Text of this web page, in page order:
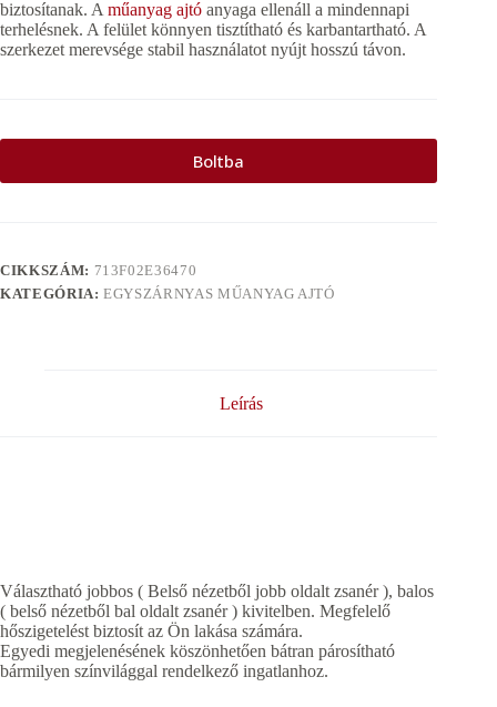
biztosítanak. A műanyag ajtó anyaga ellenáll a mindennapi
terhelésnek. A felület könnyen tisztítható és karbantartható. A
szerkezet merevsége stabil használatot nyújt hosszú távon.
Boltba
CIKKSZÁM: 713F02E36470
KATEGÓRIA:EGYSZÁRNYAS MŰANYAG AJTÓ
Leírás
Választható jobbos ( Belső nézetből jobb oldalt zsanér ), balos
( belső nézetből bal oldalt zsanér ) kivitelben. Megfelelő
hőszigetelést biztosít az Ön lakása számára.
Egyedi megjelenésének köszönhetően bátran párosítható
bármilyen színvilággal rendelkező ingatlanhoz.